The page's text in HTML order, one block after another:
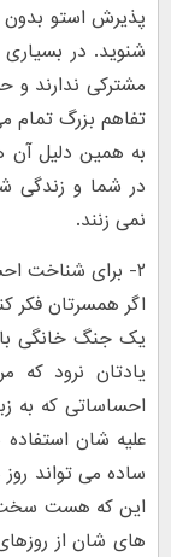
پذیرش استو
شنوید. در
مشترکی ندارند
تفاهم بزرگ تمام
به همین دلیل آن
در شما و زندگی
نمی زنند.
۲- برای شناخت احساسات مردانه پرونده سازی نکنید
اگر همسرتان
یک جنگ خانگی
یادتان نرود که
احساساتی که به
علیه شان
ساده می تواند
این که هست سخت
های شان از